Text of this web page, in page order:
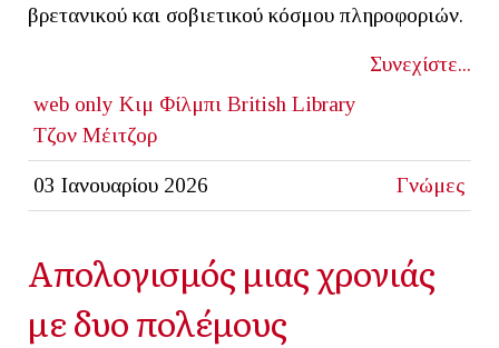
βρετανικού και σοβιετικού κόσμου πληροφοριών.
Συνεχίστε...
web only Κιμ Φίλμπι British Library
Τζον Μέιτζορ
03 Ιανουαρίου 2026 Γνώμες
Απολογισμός μιας χρονιάς
με δυο πολέμους